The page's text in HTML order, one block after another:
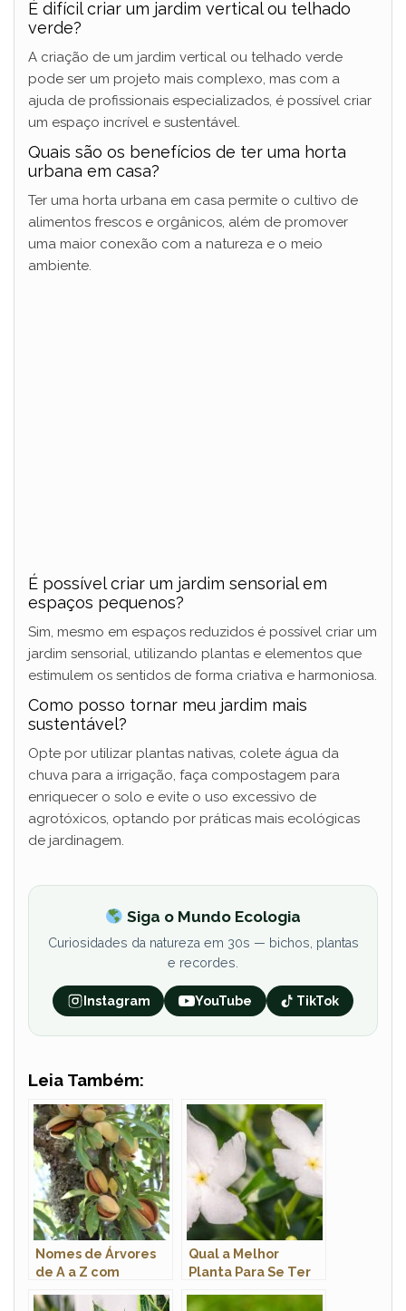
É difícil criar um jardim vertical ou telhado
verde?
A criação de um jardim vertical ou telhado verde
pode ser um projeto mais complexo, mas com a
ajuda de profissionais especializados, é possível criar
um espaço incrível e sustentável.
Quais são os benefícios de ter uma horta
urbana em casa?
Ter uma horta urbana em casa permite o cultivo de
alimentos frescos e orgânicos, além de promover
uma maior conexão com a natureza e o meio
ambiente.
É possível criar um jardim sensorial em
espaços pequenos?
Sim, mesmo em espaços reduzidos é possível criar um
jardim sensorial, utilizando plantas e elementos que
estimulem os sentidos de forma criativa e harmoniosa.
Como posso tornar meu jardim mais
sustentável?
Opte por utilizar plantas nativas, colete água da
chuva para a irrigação, faça compostagem para
enriquecer o solo e evite o uso excessivo de
agrotóxicos, optando por práticas mais ecológicas
de jardinagem.
Siga o Mundo Ecologia
Curiosidades da natureza em 30s — bichos, plantas
e recordes.
Instagram YouTube TikTok
Leia Também:
Nomes de Árvores
de A a Z com
Qual a Melhor
Planta Para Se Ter